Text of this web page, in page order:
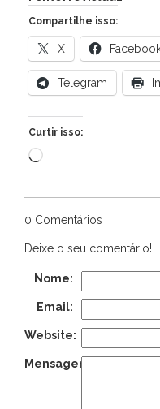
Compartilhe isso:
X
Telegram
Curtir isso:
Carregando...
0 Comentários
Deixe o seu comentário!
Nome:
Email:
Website:
Mensagem: